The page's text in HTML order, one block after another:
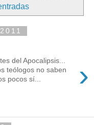
›
del Apocalipsis...
teólogos no saben
pocos sí...